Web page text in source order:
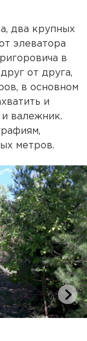
два крупных
элеватора
в
от друга,
в основном
и
валежник.
метров.